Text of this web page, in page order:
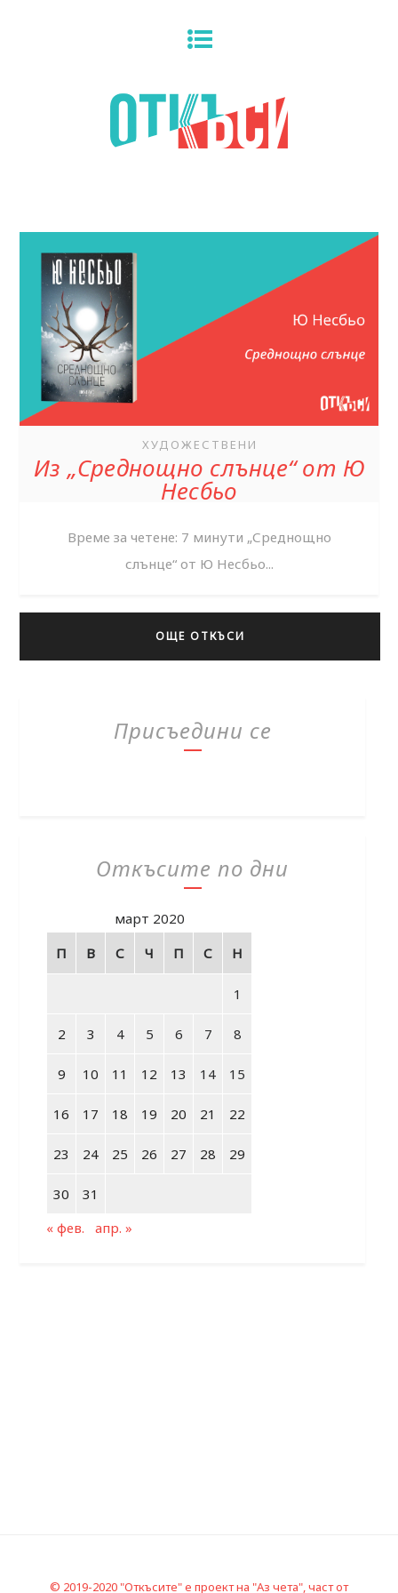
ХУДОЖЕСТВЕНИ
Из „Среднощно слънце“ от Ю
Несбьо
Време за четене: 7 минути „Среднощно
слънце“ от Ю Несбьо...
ОЩЕ ОТКЪСИ
Присъедини се
Откъсите по дни
март 2020
П
В С Ч П С Н
1
2 3 4 5 6 7 8
9 10 11 12 13 14 15
16 17 18 19 20 21 22
23 24 25 26 27 28 29
30
31
« фев.
апр. »
© 2019-2020 "Откъсите" е проект на "Аз чета", част от